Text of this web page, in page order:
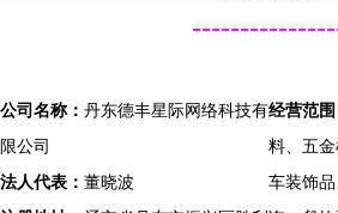
公司名称： 丹东德丰星际网络科技有
限公司
法人代表： 董晓波
经营范围
料、五
车装饰